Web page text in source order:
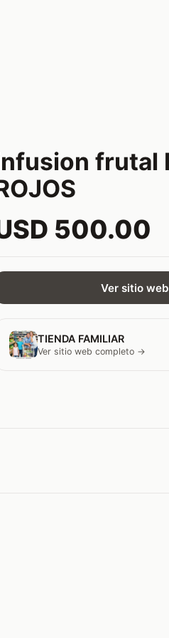
frutal
500.00
Ver sitio
TIENDA FAMILIAR
Ver sitio web completo →